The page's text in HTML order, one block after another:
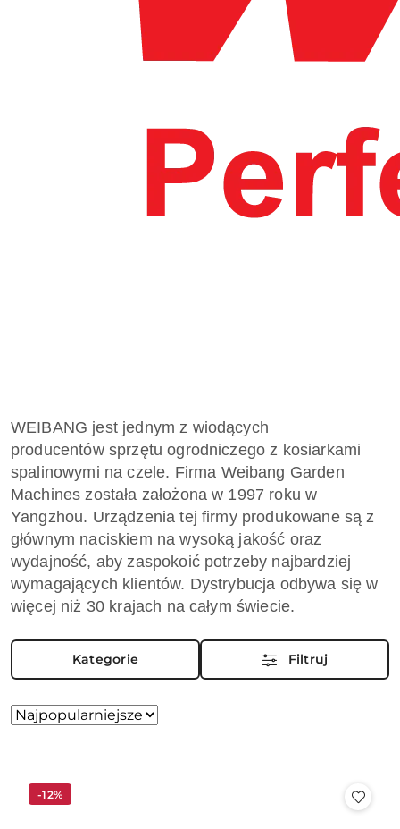
WEIBANG jest jednym z wiodących
producentów sprzętu ogrodniczego z kosiarkami
spalinowymi na czele. Firma Weibang Garden
Machines została założona w 1997 roku w
Yangzhou. Urządzenia tej firmy produkowane są z
głównym naciskiem na wysoką jakość oraz
wydajność, aby zaspokoić potrzeby najbardziej
wymagających klientów. Dystrybucja odbywa się w
więcej niż 30 krajach na całym świecie.
Kategorie Filtruj
Zastosowano
Sortuj
-12%